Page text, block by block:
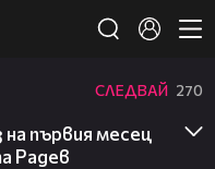
СЛЕДВАЙ 270
първия месец
Радев